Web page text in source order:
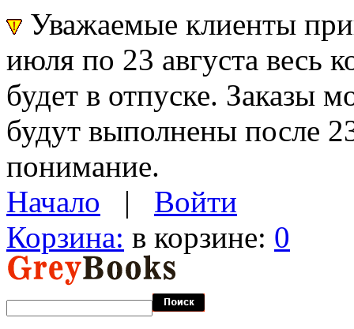
Уважаемые клиенты
июля по 23 августа весь
будет в отпуске. Заказы
будут выполнены после
понимание.
Начало | Войти
Корзина: в корзине: 0